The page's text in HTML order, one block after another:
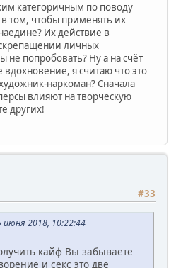
категоричным по поводу
том, чтобы применять их
Их действие в
личных
не попробовать? Ну а на счёт
вдохновение, я считаю что это
наркоман? Сначала
влияют на творческую
других!
#33
2018, 10:22:44
кайф Вы забываете
и секс это две